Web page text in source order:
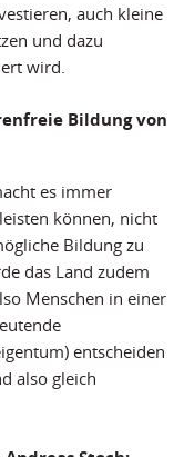
auch kleine
und dazu
wird.
Bildung von
es immer
können, nicht
Bildung zu
das Land zudem
Menschen in einer
entscheiden
also gleich